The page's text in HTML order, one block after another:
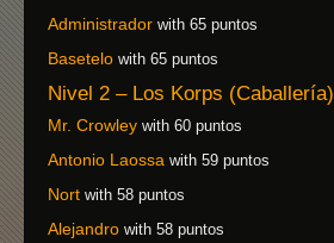
Administrador with 65 puntos
Basetelo with 65 puntos
Nivel 2 – Los Korps (Caballería)
Mr. Crowley with 60 puntos
Antonio Laossa with 59 puntos
Nort with 58 puntos
Alejandro with 58 puntos